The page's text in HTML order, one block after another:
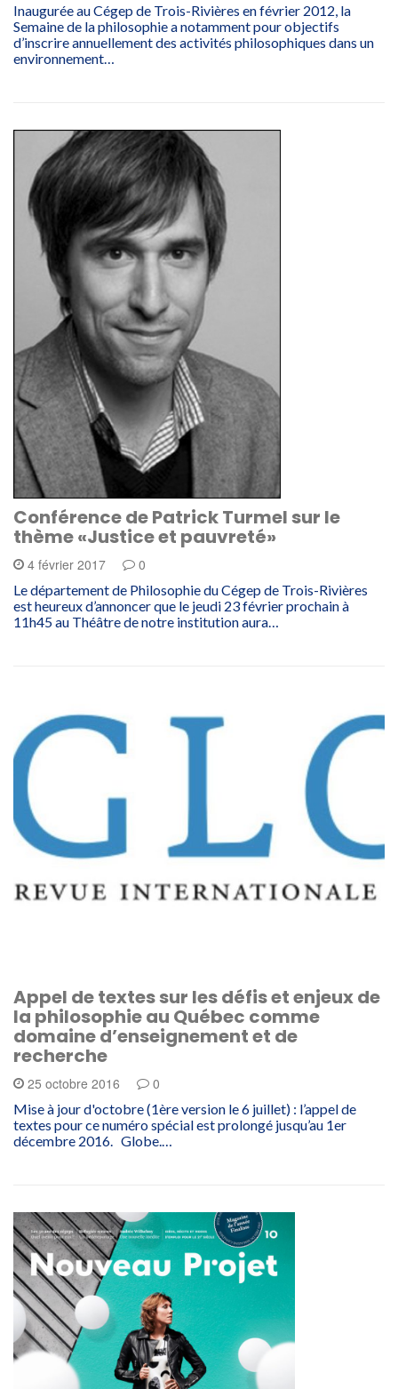
Inaugurée au Cégep de Trois-Rivières en février 2012, la
Semaine de la philosophie a notamment pour objectifs
d’inscrire annuellement des activités philosophiques dans un
environnement…
Conférence de Patrick Turmel sur le
thème «Justice et pauvreté»
4 février 2017 0
Le département de Philosophie du Cégep de Trois-Rivières
est heureux d’annoncer que le jeudi 23 février prochain à
11h45 au Théâtre de notre institution aura…
Appel de textes sur les défis et enjeux de
la philosophie au Québec comme
domaine d’enseignement et de
recherche
25 octobre 2016 0
Mise à jour d'octobre (1ère version le 6 juillet) : l’appel de
textes pour ce numéro spécial est prolongé jusqu’au 1er
décembre 2016. Globe.…